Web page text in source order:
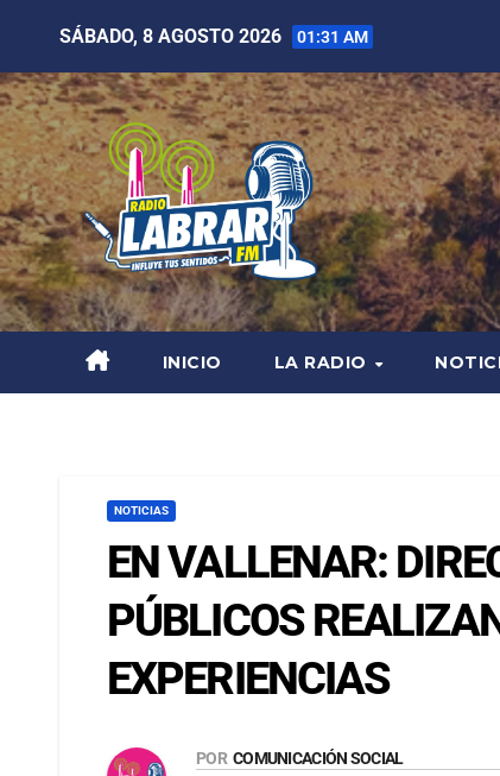
SÁBADO, 8 AGOSTO 2026 01:31 AM
INICIO LA RADIO
NOTICIAS
EN VALLENAR:
PÚBLICOS
EXPERIENCIAS
POR COMUNICACIÓN SOCIAL